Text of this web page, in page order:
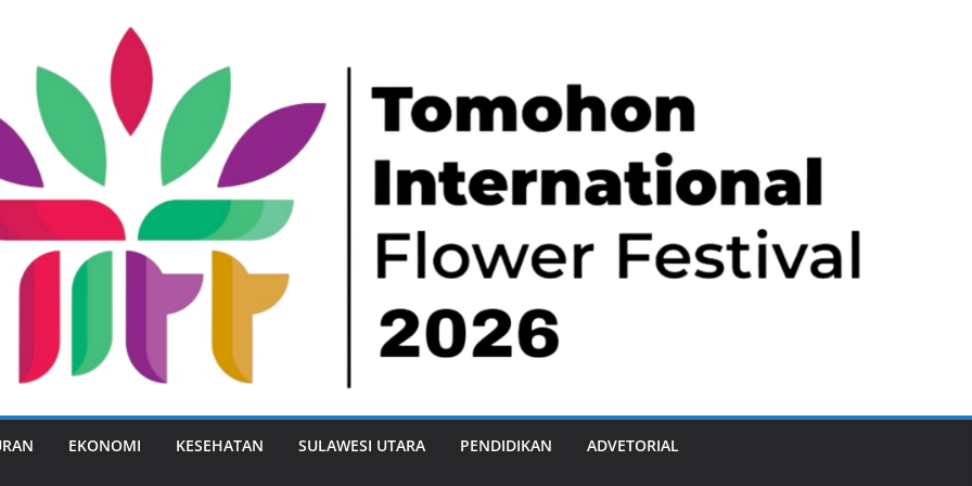
EKONOMI KESEHATAN SULAWESI UTARA PENDIDIKAN ADVETORIAL